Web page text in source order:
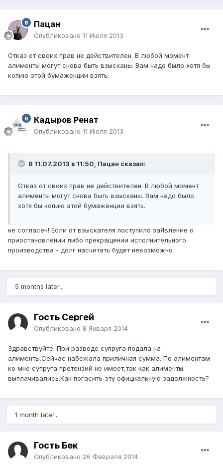
Пацан
Опубликовано 11 Июля 2013
Отказ от своих прав не действителен. В любой момент
алименты могут снова быть взысканы. Вам надо было хотя бы
копию этой бумаженции взять.
Кадыров Ренат
Опубликовано 11 Июля 2013
В 11.07.2013 в 11:50, Пацан сказал:
Отказ от своих прав не действителен. В любой момент
алименты могут снова быть взысканы. Вам надо было
хотя бы копию этой бумаженции взять.
не согласен! Если от взыскателя поступило заЯвление о
приостановлении либо прекращении исполнительного
производства - долг насчитать будет невозможно
5 months later...
Гость Сергей
Опубликовано 8 Января 2014
Здравствуйте. При разводе супруга подала на
алименты.Сейчас набежала приличная сумма. По алиментам
ко мне супруга претензий не имеет,так как алименты
выплачивались.Как погасить эту официальную задолжность?
1 month later...
Гость Бек
Опубликовано 26 Февраля 2014